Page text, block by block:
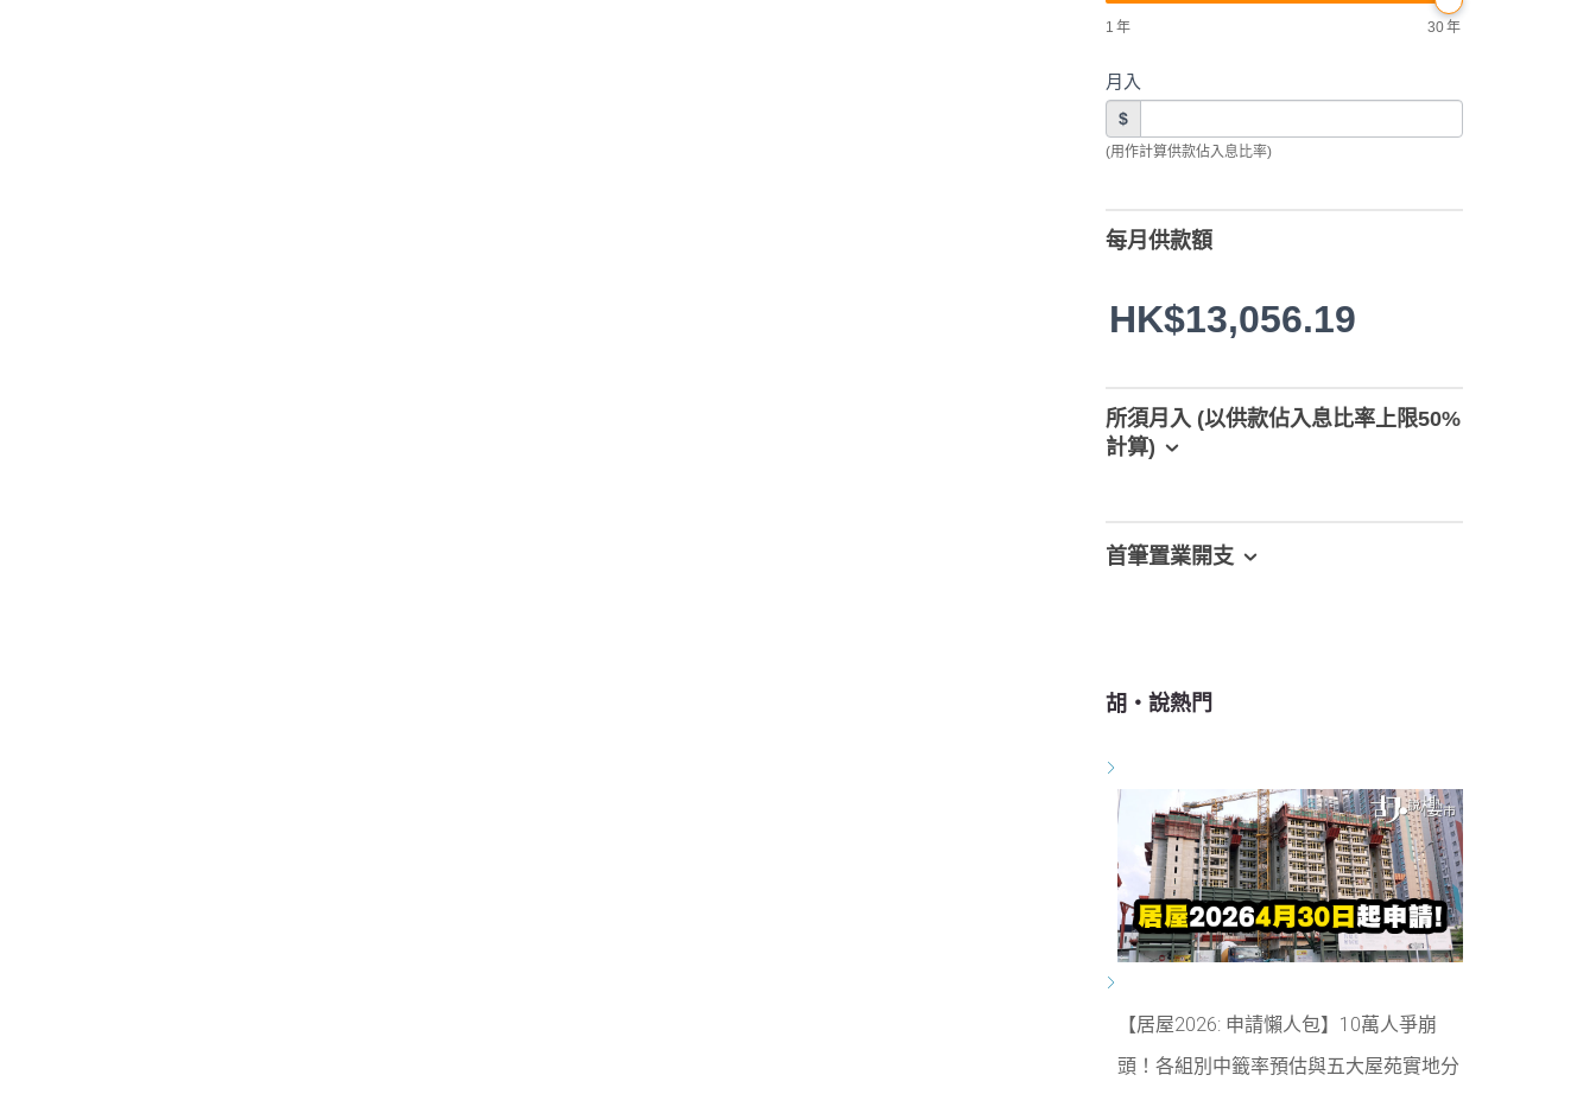
1 年 30年
月入
$
(用作計算供款佔入息比率)
每月供款額
HK$13,056.19
所須月入 (以供款佔入息比率上限50%
計算)
首筆置業開支
胡‧說熱門
【居屋2026: 申請懶人包】10萬人爭崩
頭！各組別中籤率預估與五大屋苑實地分